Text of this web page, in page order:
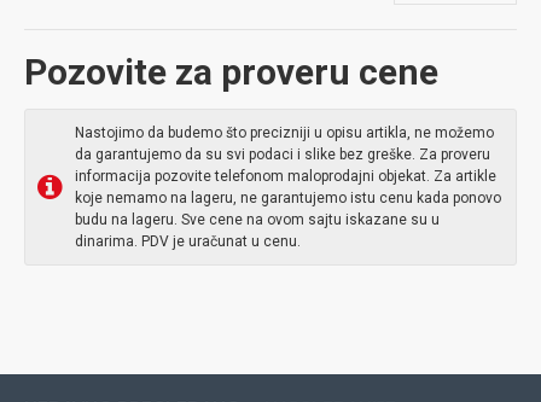
Pozovite za proveru cene
Nastojimo da budemo što precizniji u opisu artikla, ne možemo
da garantujemo da su svi podaci i slike bez greške. Za proveru
informacija pozovite telefonom maloprodajni objekat. Za artikle
koje nemamo na lageru, ne garantujemo istu cenu kada ponovo
budu na lageru. Sve cene na ovom sajtu iskazane su u
dinarima. PDV je uračunat u cenu.